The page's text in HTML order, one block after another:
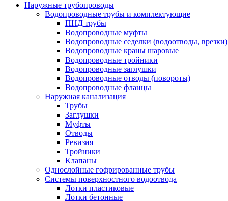
Наружные трубопроводы
Водопроводные трубы и комплектующие
ПНД трубы
Водопроводные муфты
Водопроводные седелки (водоотводы, врезки)
Водопроводные краны шаровые
Водопроводные тройники
Водопроводные заглушки
Водопроводные отводы (повороты)
Водопроводные фланцы
Наружная канализация
Трубы
Заглушки
Муфты
Отводы
Ревизия
Тройники
Клапаны
Однослойные гофрированные трубы
Системы поверхностного водоотвода
Лотки пластиковые
Лотки бетонные